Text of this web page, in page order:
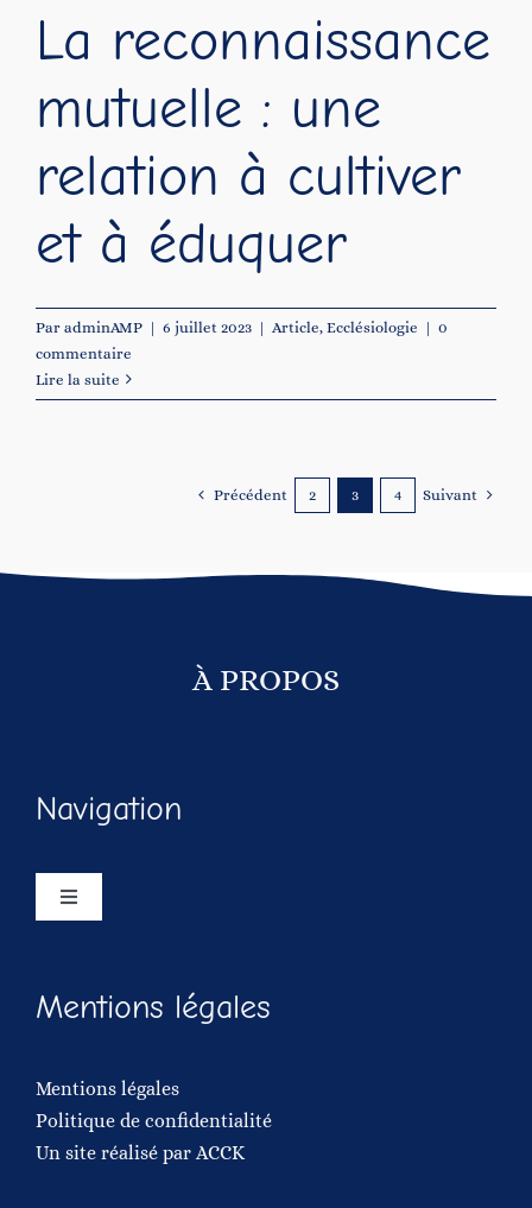
La reconnaissance
mutuelle : une
relation à cultiver
et à éduquer
Par adminAMP | 6 juillet 2023 | Article, Ecclésiologie | 0
commentaire
Lire la suite
Précédent 2 3 4 Suivant
À PROPOS
Navigation
Navigation
Publications
Mentions légales
Mentions légales
Politique de confidentialité
Un site réalisé par ACCK